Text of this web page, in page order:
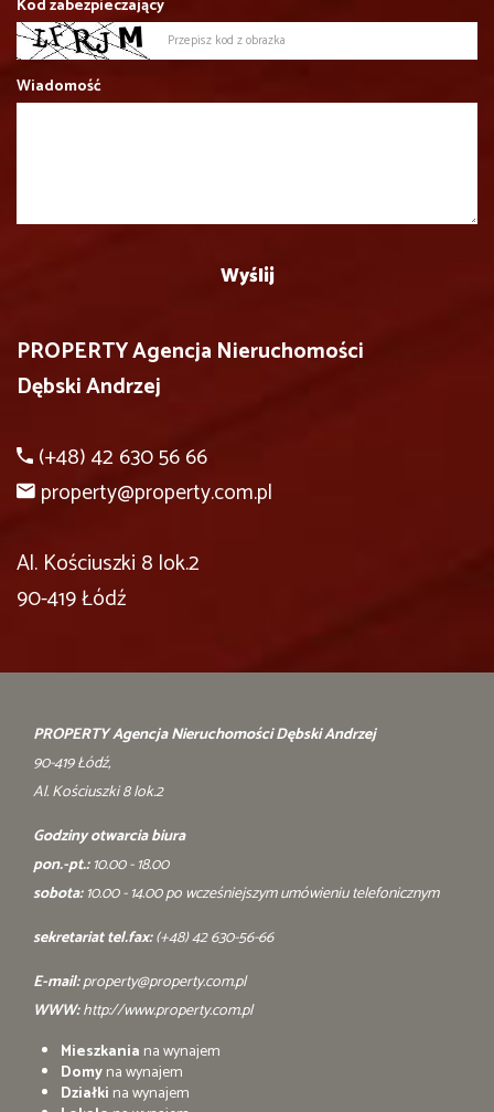
Kod zabezpieczający
Wiadomość
PROPERTY Agencja Nieruchomości
Dębski Andrzej
(+48) 42 630 56 66
property@property.com.pl
Al. Kościuszki 8 lok.2
90-419 Łódź
PROPERTY Agencja Nieruchomości Dębski Andrzej
90-419 Łódź,
Al. Kościuszki 8 lok.2
Godziny otwarcia biura
pon.-pt.:10.00 - 18.00
sobota:10.00 - 14.00 po wcześniejszym umówieniu telefonicznym
sekretariat tel.fax:(+48) 42 630-56-66
E-mail:property@property.com.pl
WWW:http://www.property.com.pl
Mieszkania na wynajem
Domyna wynajem
Działki na wynajem